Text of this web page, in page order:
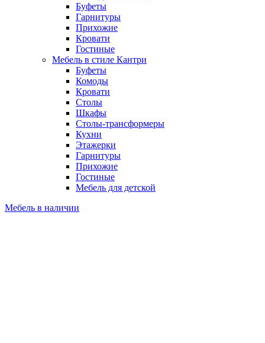
Буфеты
Гарнитуры
Прихожие
Кровати
Гостиные
Мебель в стиле Кантри
Буфеты
Комоды
Кровати
Столы
Шкафы
Столы-трансформеры
Кухни
Этажерки
Гарнитуры
Прихожие
Гостиные
Мебель для детской
Мебель в наличии